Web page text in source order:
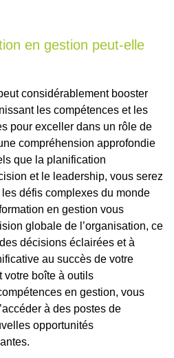
en gestion peut-elle
considérablement booster
les compétences et les
pour exceller dans un rôle de
compréhension approfondie
que la planification
et le leadership, vous serez
défis complexes du monde
en gestion vous
globale de l’organisation, ce
décisions éclairées et à
au succès de votre
votre boîte à outils
en gestion, vous
à des postes de
opportunités